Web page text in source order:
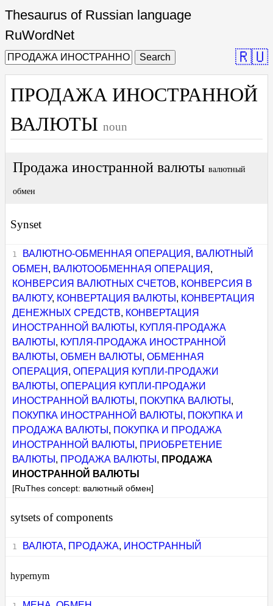
Thesaurus of Russian language
RuWordNet
Search 🇷🇺
ПРОДАЖА ИНОСТРАННОЙ
ВАЛЮТЫ noun
Продажа иностранной валюты валютный
обмен
Synset
ВАЛЮТНО-ОБМЕННАЯ ОПЕРАЦИЯ , ВАЛЮТНЫЙ
ОБМЕН , ВАЛЮТООБМЕННАЯ ОПЕРАЦИЯ ,
КОНВЕРСИЯ ВАЛЮТНЫХ СЧЕТОВ, КОНВЕРСИЯ В
ВАЛЮТУ, КОНВЕРТАЦИЯ ВАЛЮТЫ , КОНВЕРТАЦИЯ
ДЕНЕЖНЫХ СРЕДСТВ, КОНВЕРТАЦИЯ
ИНОСТРАННОЙ ВАЛЮТЫ , КУПЛЯ-ПРОДАЖА
ВАЛЮТЫ , КУПЛЯ-ПРОДАЖА ИНОСТРАННОЙ
ВАЛЮТЫ ,ОБМЕН ВАЛЮТЫ ,ОБМЕННАЯ
ОПЕРАЦИЯ ,ОПЕРАЦИЯ КУПЛИ-ПРОДАЖИ
ВАЛЮТЫ ,ОПЕРАЦИЯ КУПЛИ-ПРОДАЖИ
ИНОСТРАННОЙ ВАЛЮТЫ , ПОКУПКА ВАЛЮТЫ ,
ПОКУПКА ИНОСТРАННОЙ ВАЛЮТЫ , ПОКУПКА И
ПРОДАЖА ВАЛЮТЫ , ПОКУПКА И ПРОДАЖА
ИНОСТРАННОЙ ВАЛЮТЫ , ПРИОБРЕТЕНИЕ
ВАЛЮТЫ , ПРОДАЖА ВАЛЮТЫ , ПРОДАЖА
ИНОСТРАННОЙ ВАЛЮТЫ
[RuThes concept: валютный обмен]
sytsets of components
ВАЛЮТА, ПРОДАЖА, ИНОСТРАННЫЙ
hypernym